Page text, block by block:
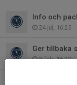
24 jul, 16:25
Ger tillbaka
8 feb, 16:32
MSK